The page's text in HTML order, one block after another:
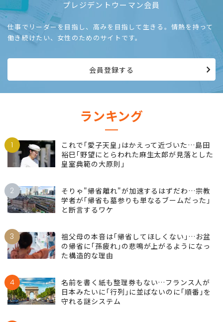
プレジデントウーマン会員
仕事でリーダーを目指し、高みを目指して生きる。情熱を持って
働き続けたい、女性のためのサイトです。
会員登録する
ランキング
1
これで｢愛子天皇｣はかえって近づいた…島田
裕巳｢野望にとらわれた麻生太郎が見落とした
皇室典範の大原則｣
2
そりゃ"帰省離れ"が加速するはずだわ…宗教
学者が｢帰省も墓参りも単なるブームだった｣
と断言するワケ
3
祖父母の本音は｢帰省してほしくない｣…お盆
の帰省に｢孫疲れ｣の悲鳴が上がるようになっ
た構造的な理由
4
名前を書く紙も整理券もない…フランス人が
日本みたいに｢行列｣に並ばないのに｢順番｣を
守れる謎システム